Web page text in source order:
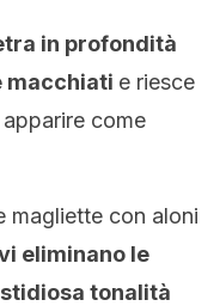
in profondità
macchiati e riesce
come
magliette con aloni
eliminano le
tonalità